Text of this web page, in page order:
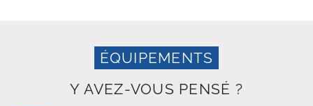
ÉQUIPEMENTS
Y AVEZ-VOUS PENSÉ ?